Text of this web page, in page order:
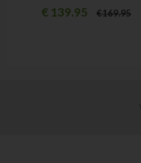
€139.95 €169.95